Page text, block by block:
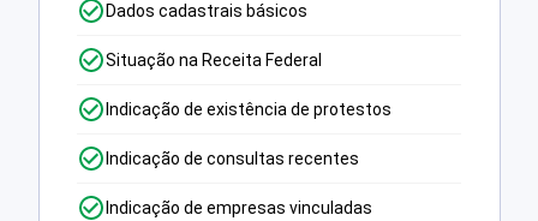
Dados cadastrais básicos
Situação na Receita Federal
Indicação de existência de protestos
Indicação de consultas recentes
Indicação de empresas vinculadas